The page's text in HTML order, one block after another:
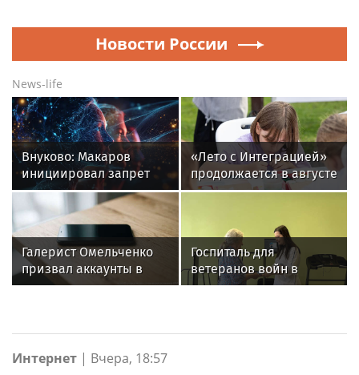
Новости России
News-life
Внуково: Макаров
инициировал запрет
работы таксистов-
"зазывал"
«Лето с Интеграцией»
продолжается в августе
— заключительный
Галерист Омельченко
призвал аккаунты в
соцсетях признать
Госпиталь для
ветеранов войн в
Екатеринбурге получил
Интернет | Вчера, 18:57